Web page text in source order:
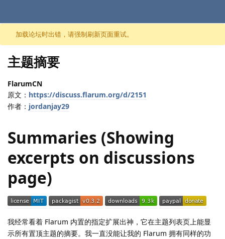
跳至内容
加载论坛时出错，请强制刷新页面重试。
主题摘要
FlarumCN
原文： https://discuss.flarum.org/d/2151
作者： jordanjay29
Summaries (Showing
excerpts on discussions
page)
我经常看着 Flarum 内置的指定扩展出神，它在主题列表页上能显
示所有置顶主题的摘要。我一直没能让我的 Flarum 拥有同样的功